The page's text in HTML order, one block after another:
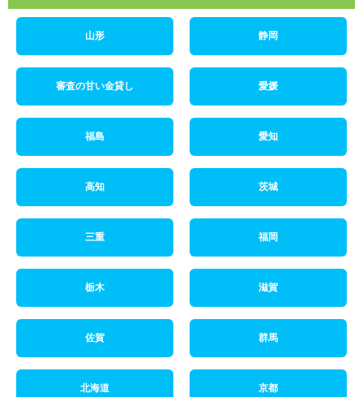
山形 静岡
審査の甘い金貸し 愛媛
福島 愛知
高知 茨城
三重 福岡
栃木 滋賀
佐賀 群馬
北海道 京都